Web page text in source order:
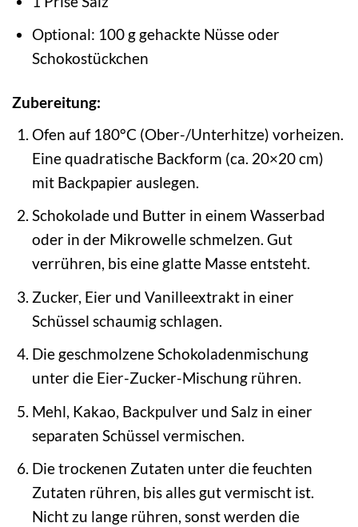
Optional: 100 g gehackte Nüsse oder
Schokostückchen
Zubereitung:
Ofen auf 180°C (Ober-/Unterhitze) vorheizen.
Eine quadratische Backform (ca. 20×20 cm)
mit Backpapier auslegen.
Schokolade und Butter in einem Wasserbad
oder in der Mikrowelle schmelzen. Gut
verrühren, bis eine glatte Masse entsteht.
Zucker, Eier und Vanilleextrakt in einer
Schüssel schaumig schlagen.
Die geschmolzene Schokoladenmischung
unter die Eier-Zucker-Mischung rühren.
Mehl, Kakao, Backpulver und Salz in einer
separaten Schüssel vermischen.
Die trockenen Zutaten unter die feuchten
Zutaten rühren, bis alles gut vermischt ist.
Nicht zu lange rühren, sonst werden die